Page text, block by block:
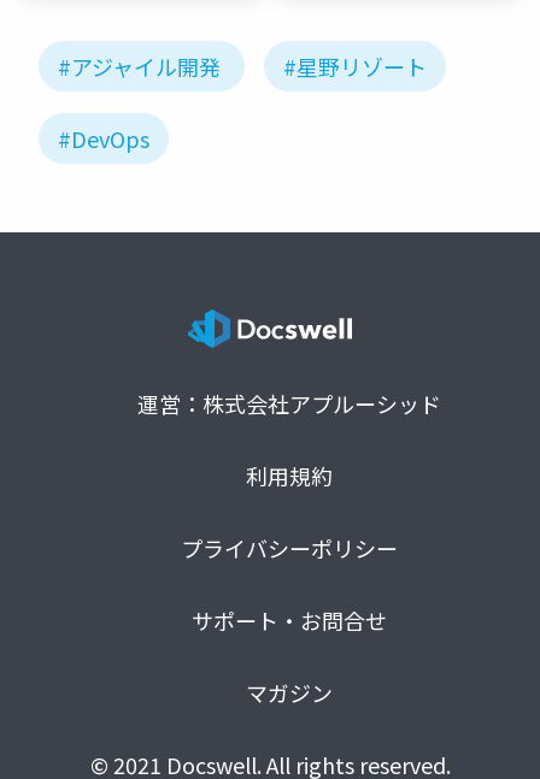
#アジャイル開発 #星野リゾート
#DevOps
運営：株式会社アプルーシッド
利用規約
プライバシーポリシー
サポート・お問合せ
マガジン
© 2021 Docswell. All rights reserved.